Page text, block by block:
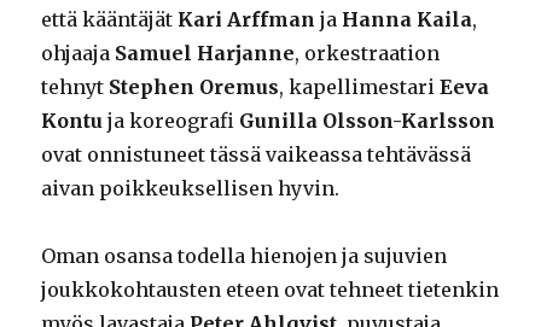
että kääntäjät Kari Arffman ja Hanna Kaila,
ohjaaja Samuel Harjanne, orkestraation
tehnyt Stephen Oremus, kapellimestariEeva
Kontu ja koreografi Gunilla Olsson-Karlsson
ovat onnistuneet tässä vaikeassa tehtävässä
aivan poikkeuksellisen hyvin.
Oman osansa todella hienojen ja sujuvien
joukkokohtausten eteen ovat tehneet tietenkin